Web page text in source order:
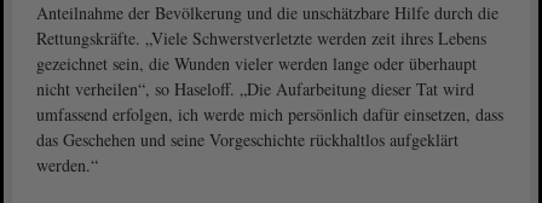
Anteilnahme der Bevölkerung und die unschätzbare Hilfe durch die
Rettungskräfte. „Viele Schwerstverletzte werden zeit ihres Lebens
gezeichnet sein, die Wunden vieler werden lange oder überhaupt
nicht verheilen“, so Haseloff. „Die Aufarbeitung dieser Tat wird
umfassend erfolgen, ich werde mich persönlich dafür einsetzen, dass
das Geschehen und seine Vorgeschichte rückhaltlos aufgeklärt
werden.“